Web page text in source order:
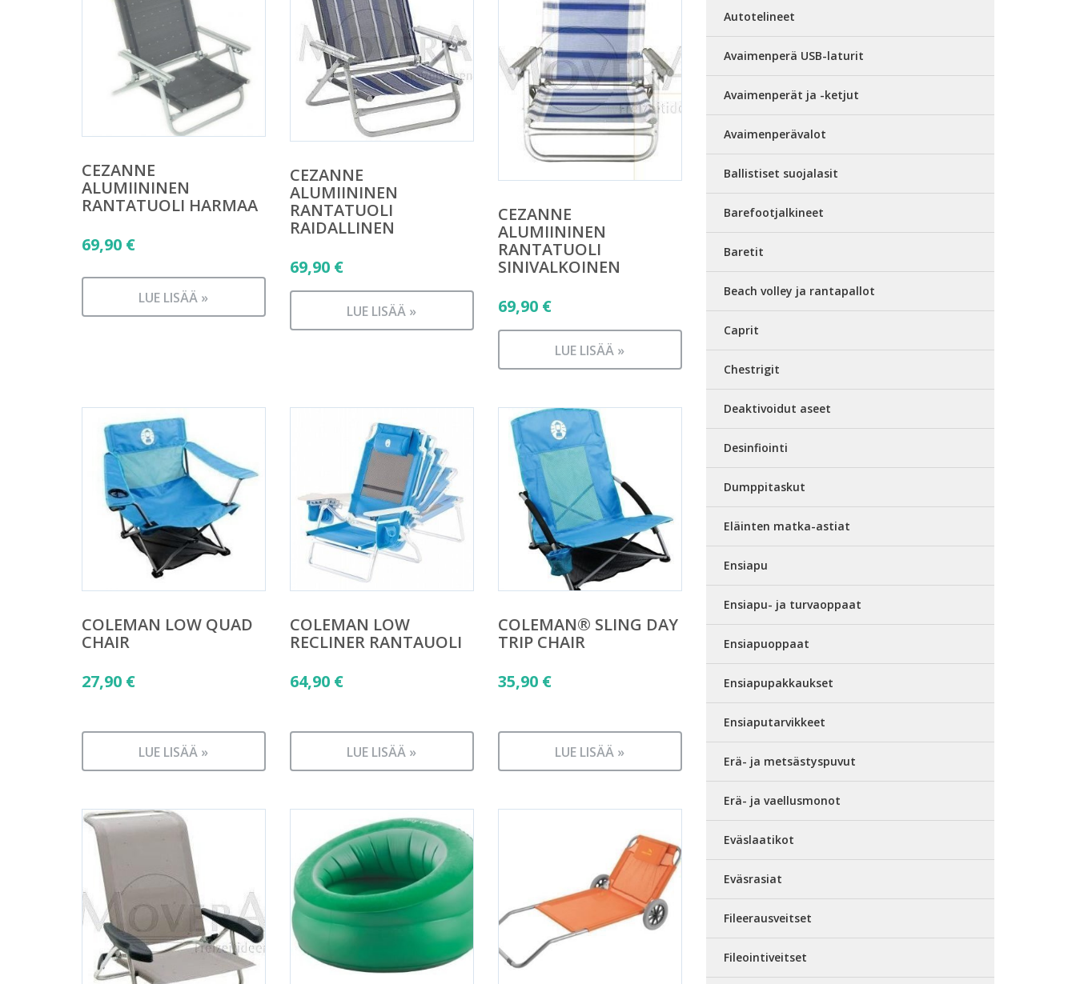
CEZANNE
ALUMIININEN
RANTATUOLI HARMAA
69,90 €
LUE LISÄÄ »
CEZANNE
ALUMIININEN
RANTATUOLI
RAIDALLINEN
69,90 €
LUE LISÄÄ »
CEZANNE
ALUMIININEN
RANTATUOLI
SINIVALKOINEN
69,90 €
LUE LISÄÄ »
COLEMAN LOW QUAD
CHAIR
27,90 €
LUE LISÄÄ »
COLEMAN LOW
RECLINER RANTAUOLI
64,90 €
LUE LISÄÄ »
COLEMAN® SLING DAY
TRIP CHAIR
35,90 €
LUE LISÄÄ »
Autotelineet
Avaimenperä USB-laturit
Avaimenperät ja -ketjut
Avaimenperävalot
Ballistiset suojalasit
Barefootjalkineet
Baretit
Beach volley ja rantapallot
Caprit
Chestrigit
Deaktivoidut aseet
Desinfiointi
Dumppitaskut
Eläinten matka-astiat
Ensiapu
Ensiapu- ja turvaoppaat
Ensiapuoppaat
Ensiapupakkaukset
Ensiaputarvikkeet
Erä- ja metsästyspuvut
Erä- ja vaellusmonot
Eväslaatikot
Eväsrasiat
Fileerausveitset
Fileointiveitset